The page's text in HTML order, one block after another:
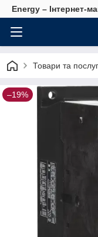
Energy – Інтернет-
Товари та
–19%